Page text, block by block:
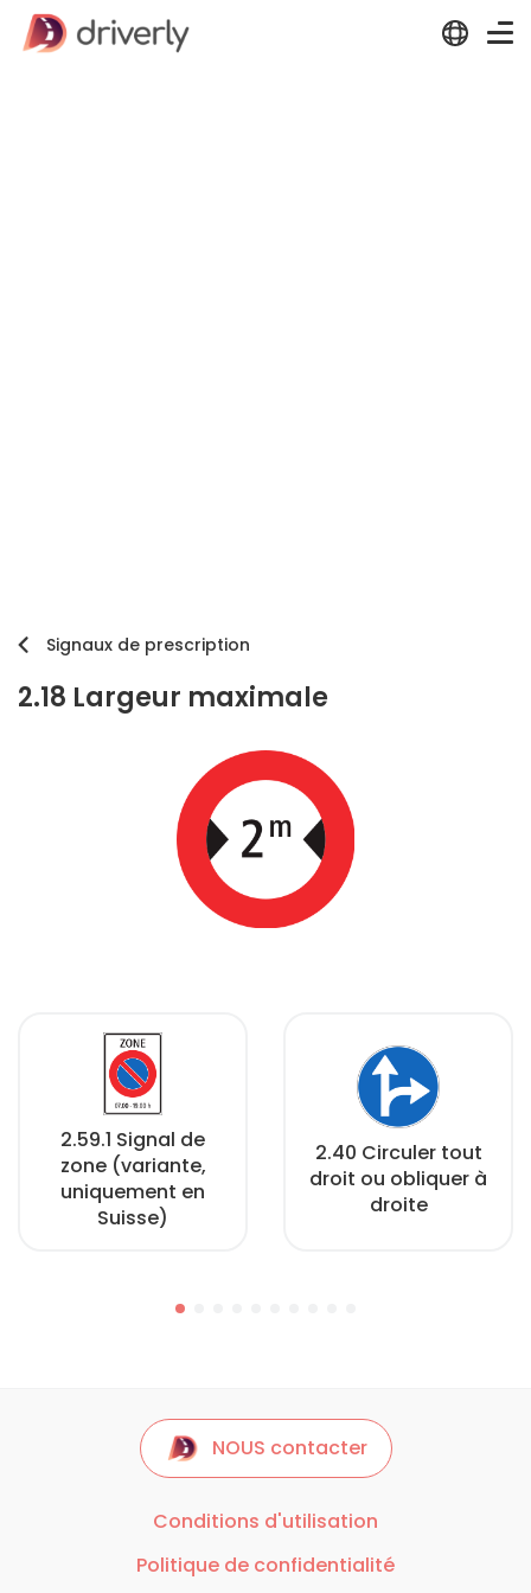
Signaux de prescription
2.18 Largeur maximale
2.59.1 Signal de
zone (variante,
uniquement en
Suisse)
2.40 Circuler tout
droit ou obliquer à
droite
NOUS contacter
Conditions d'utilisation
Politique de confidentialité